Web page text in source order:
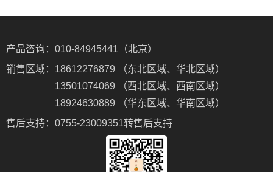
产品咨询： 010-84945441（北京）
销售区域： 18612276879 （东北区域、华北区域）
13501074069 （西北区域、西南区域）
18924630889 （华东区域、华南区域）
售后支持： 0755-23009351转售后支持